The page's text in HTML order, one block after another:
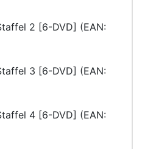
2 [6-DVD] (EAN:
3 [6-DVD] (EAN:
4 [6-DVD] (EAN: